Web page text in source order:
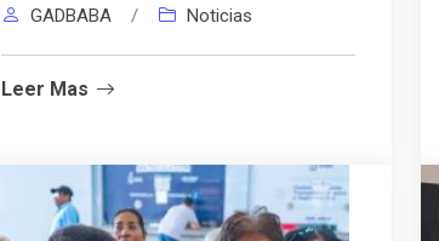
GADBABA / Noticias
Leer Mas